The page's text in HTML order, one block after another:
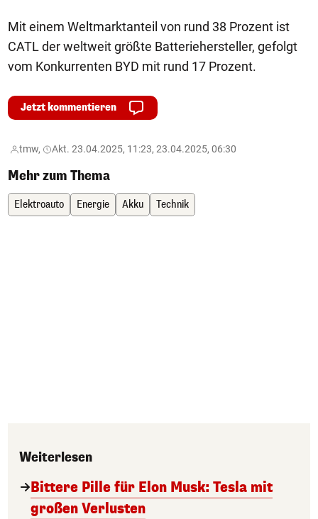
Mit einem Weltmarktanteil von rund 38 Prozent ist
CATL der weltweit größte Batteriehersteller, gefolgt
vom Konkurrenten BYD mit rund 17 Prozent.
Jetzt kommentieren
tmw, Akt. 23.04.2025, 11:23, 23.04.2025, 06:30
Mehr zum Thema
Elektroauto Energie Akku Technik
Weiterlesen
Bittere Pille für Elon Musk: Tesla mit
großen Verlusten